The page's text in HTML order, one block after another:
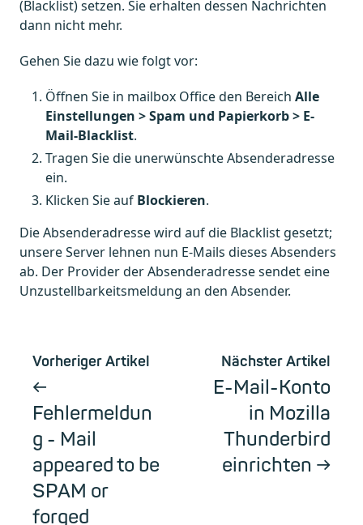
(Blacklist) setzen. Sie erhalten dessen Nachrichten
dann nicht mehr.
Gehen Sie dazu wie folgt vor:
Öffnen Sie in mailbox Office den Bereich Alle
Einstellungen > Spam und Papierkorb > E-
Mail-Blacklist.
Tragen Sie die unerwünschte Absenderadresse
ein.
Klicken Sie auf Blockieren.
Die Absenderadresse wird auf die Blacklist gesetzt;
unsere Server lehnen nun E-Mails dieses Absenders
ab. Der Provider der Absenderadresse sendet eine
Unzustellbarkeitsmeldung an den Absender.
Vorheriger Artikel
Fehlermeldun
g - Mail
appeared to be
SPAM or
forged
Nächster Artikel
E-Mail-Konto
in Mozilla
Thunderbird
einrichten